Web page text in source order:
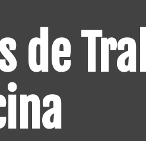
de